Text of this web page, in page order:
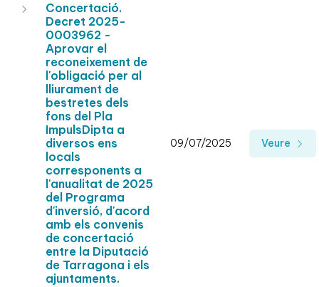
Concertació.
Decret 2025-
0003962 -
Aprovar el
reconeixement de
l'obligació per al
lliurament de
bestretes dels
fons del Pla
ImpulsDipta a
diversos ens
locals
corresponents a
l'anualitat de 2025
del Programa
d'inversió, d'acord
amb els convenis
de concertació
entre la Diputació
de Tarragona i els
ajuntaments.
09/07/2025 Veure